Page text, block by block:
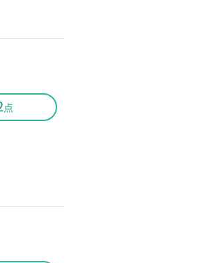
点